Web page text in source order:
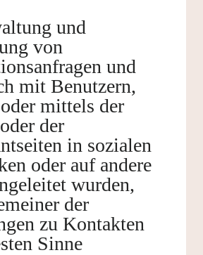
und
von
und
mit Benutzern,
mittels der
der
in sozialen
oder auf andere
wurden,
der
zu Kontakten
Sinne